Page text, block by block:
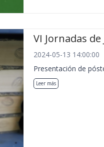
VI Jornadas
2024-05-13 14:00:00
Presentación de
Leer más